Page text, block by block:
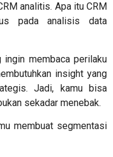
analitis. Apa itu CRM
pada analisis data
membaca perilaku
insight yang
Jadi, kamu bisa
sekadar menebak.
membuat segmentasi